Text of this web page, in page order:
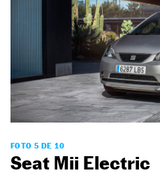
FOTO 5 DE 10
Seat Mii Electric